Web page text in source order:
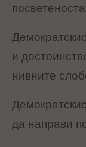
и
нивните
да направи